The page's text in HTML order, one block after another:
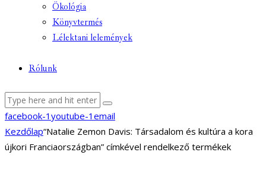
Ökológia
Könyvtermés
Lélektani lelemények
Rólunk
facebook-1 youtube-1 email
Kezdőlap“Natalie Zemon Davis: Társadalom és kultúra a kora
újkori Franciaországban” címkével rendelkező termékek